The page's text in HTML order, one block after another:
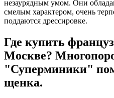
незаурядным умом. Они
смелым характером, очень
поддаются дрессировке.
Где купить
Москве?
"Суперминики"
щенка.